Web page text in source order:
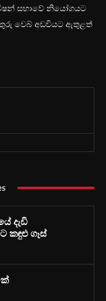
සභාවේ නියෝගයට
වෙබ් අඩවියට ඇතුළත්
දැඩි
කඳුළු ගෑස්